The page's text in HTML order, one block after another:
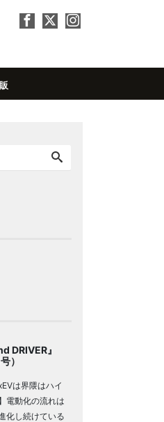
DRIVER』
）
は界隈はハイ
電動化の流れは
化し続けている